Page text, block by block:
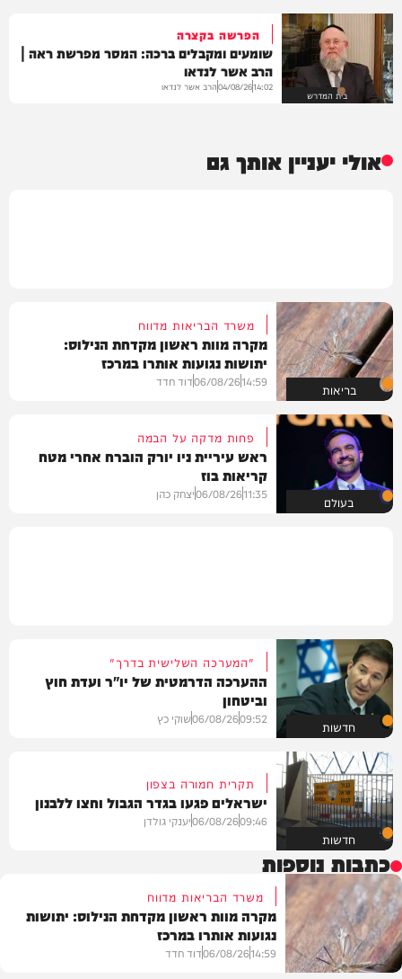
בית המדרש
הפרשה בקצרה
שומעים ומקבלים ברכה: המסר מפרשת ראה |
הרב אשר לנדאו
14:02
04/08/26הרב אשר לנדאו
אולי יעניין אותך גם
בריאות
משרד הבריאות מדווח
מקרה מוות ראשון מקדחת הנילוס:
יתושות נגועות אותרו במרכז
14:59
06/08/26דוד חדד
בעולם
פחות מדקה על הבמה
ראש עיריית ניו יורק הוברח אחרי מטח
קריאות בוז
11:35
06/08/26יצחק כהן
חדשות
"המערכה השלישית בדרך"
ההערכה הדרמטית של יו"ר ועדת חוץ
וביטחון
09:52
06/08/26שוקי כץ
חדשות
תקרית חמורה בצפון
ישראלים פגעו בגדר הגבול וחצו ללבנון
09:46
06/08/26יענקי גולדן
כתבות נוספות
משרד הבריאות מדווח
מקרה מוות ראשון מקדחת הנילוס: יתושות
נגועות אותרו במרכז
14:59
06/08/26דוד חדד